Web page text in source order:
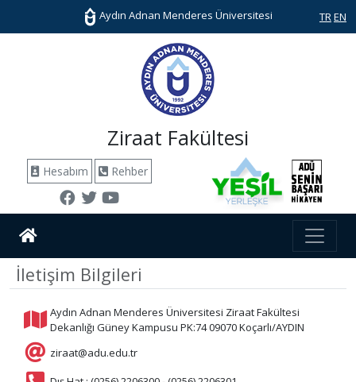
Aydın Adnan Menderes Üniversitesi TR EN
Ziraat Fakültesi
Hesabım Rehber
İletişim Bilgileri
Aydın Adnan Menderes Üniversitesi Ziraat Fakültesi
Dekanlığı Güney Kampusu PK:74 09070 Koçarlı/AYDIN
ziraat@adu.edu.tr